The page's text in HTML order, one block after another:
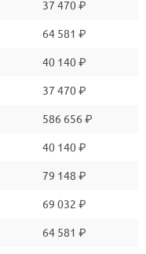
37 470 ₽
64 581 ₽
40 140 ₽
37 470 ₽
586 656 ₽
40 140 ₽
79 148 ₽
69 032 ₽
64 581 ₽